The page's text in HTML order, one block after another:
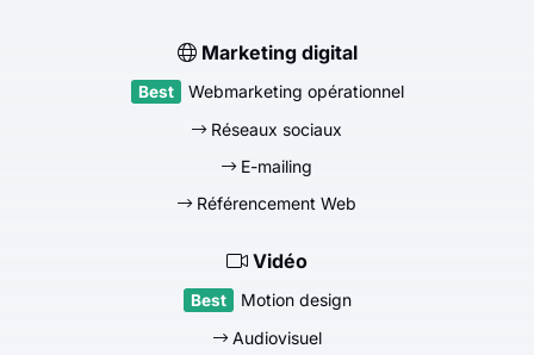
Marketing digital
Webmarketing opérationnel
Réseaux sociaux
E-mailing
Référencement Web
Vidéo
Motion design
Audiovisuel